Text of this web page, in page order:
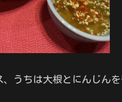
、うちは大根とにんじん